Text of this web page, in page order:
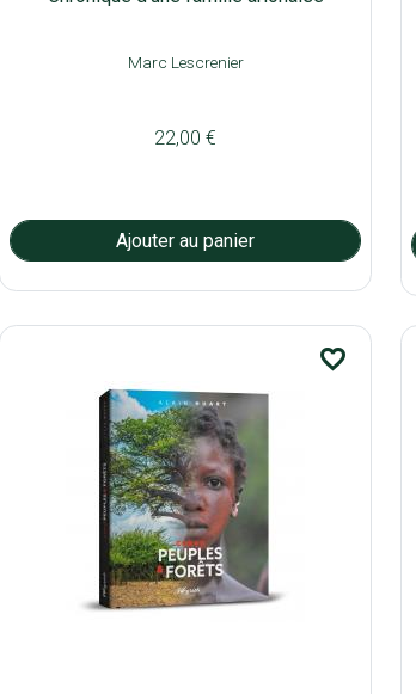
Marc Lescrenier
22,00 €
favorite_border